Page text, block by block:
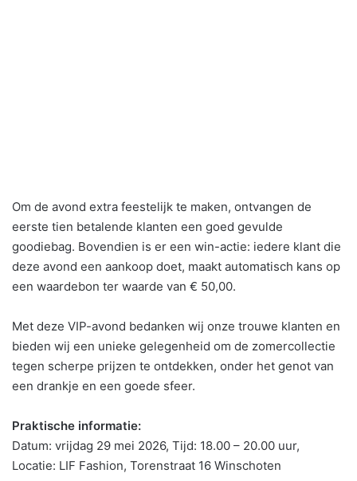
Om de avond extra feestelijk te maken, ontvangen de
eerste tien betalende klanten een goed gevulde
goodiebag. Bovendien is er een win-actie: iedere klant die
deze avond een aankoop doet, maakt automatisch kans op
een waardebon ter waarde van € 50,00.
Met deze VIP-avond bedanken wij onze trouwe klanten en
bieden wij een unieke gelegenheid om de zomercollectie
tegen scherpe prijzen te ontdekken, onder het genot van
een drankje en een goede sfeer.
Praktische informatie:
Datum: vrijdag 29 mei 2026, Tijd: 18.00 – 20.00 uur,
Locatie: LIF Fashion, Torenstraat 16 Winschoten